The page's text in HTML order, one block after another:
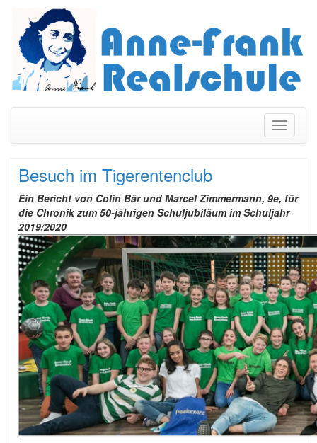
Besuch im Tigerentenclub
Ein Bericht von Colin Bär und Marcel Zimmermann, 9e, für
die Chronik zum 50-jährigen Schuljubiläum im Schuljahr
2019/2020